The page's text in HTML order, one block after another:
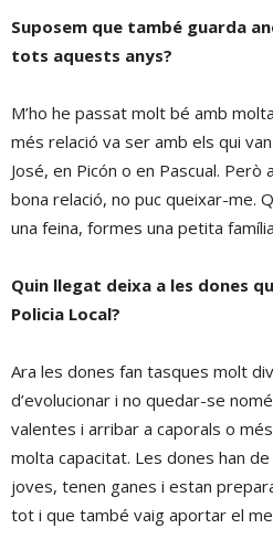
Suposem que també guarda
tots aquests anys?
M’ho he passat molt bé amb
més relació va ser amb els qui
José, en Picón o en Pascual.
bona relació, no puc queixar-me.
una feina, formes una petita
Quin llegat deixa a les dones
Policia Local?
Ara les dones fan tasques molt
d’evolucionar i no quedar-se
valentes i arribar a caporals o
molta capacitat. Les dones han
joves, tenen ganes i estan
tot i que també vaig aportar el